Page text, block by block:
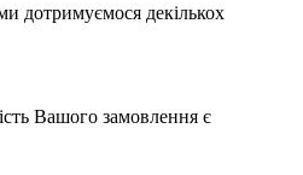
дотримуємося декількох
Вашого замовлення є